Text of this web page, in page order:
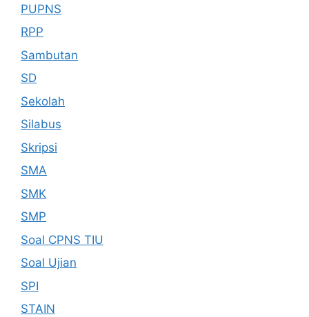
PUPNS
RPP
Sambutan
SD
Sekolah
Silabus
Skripsi
SMA
SMK
SMP
Soal CPNS TIU
Soal Ujian
SPI
STAIN